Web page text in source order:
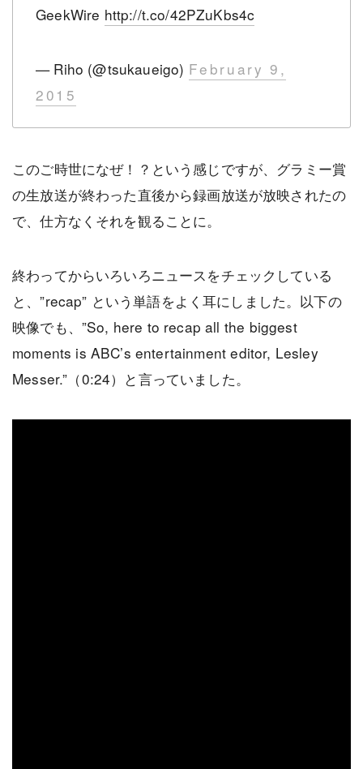
GeekWire http://t.co/42PZuKbs4c
— Riho (@tsukaueigo) February 9,
2015
このご時世になぜ！？という感じですが、グラミー賞
の生放送が終わった直後から録画放送が放映されたの
で、仕方なくそれを観ることに。
終わってからいろいろニュースをチェックしている
と、”recap” という単語をよく耳にしました。以下の
映像でも、”So, here to recap all the biggest
moments is ABC’s entertainment editor, Lesley
Messer.”（0:24）と言っていました。